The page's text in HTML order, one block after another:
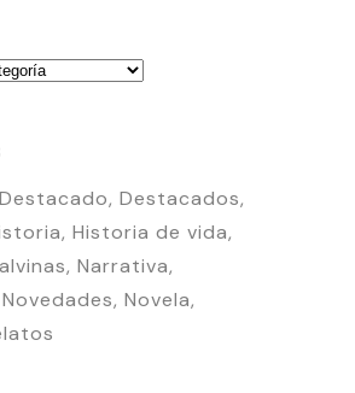
Destacado Destacados
Historia de vida
Narrativa
Novedades Novela